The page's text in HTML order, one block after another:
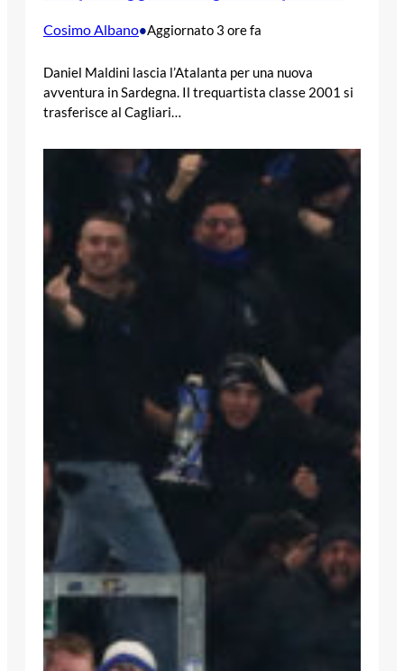
Cosimo Albano•Aggiornato 3 ore fa
Daniel Maldini lascia l’Atalanta per una nuova
avventura in Sardegna. Il trequartista classe 2001 si
trasferisce al Cagliari…